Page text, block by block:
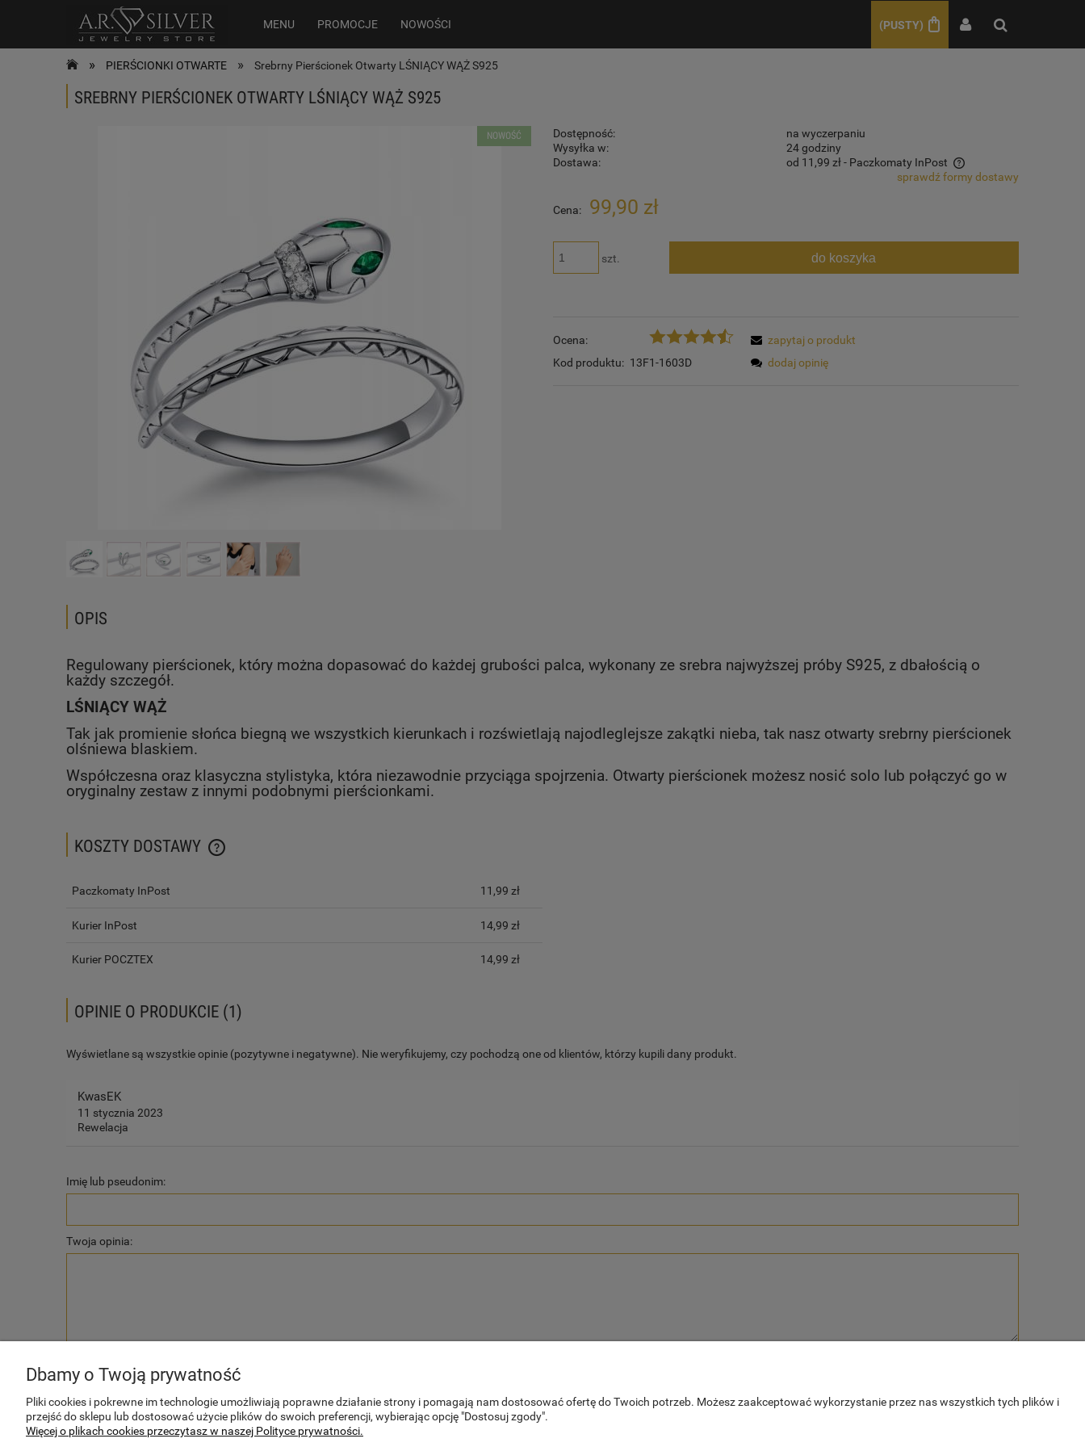
(PUSTY)
MENU PROMOCJE NOWOŚCI
» PIERŚCIONKI OTWARTE » Srebrny Pierścionek Otwarty LŚNIĄCY WĄŻ S925
SREBRNY PIERŚCIONEK OTWARTY LŚNIĄCY WĄŻ S925
NOWOŚĆ Dostępność:
na wyczerpaniu
Wysyłka w:
24 godziny
Dostawa:
od 11,99 zł - Paczkomaty InPost
sprawdź formy dostawy
Cena: 99,90 zł
szt. do koszyka
Ocena:
Kod produktu: 13F1-1603D
zapytaj o produkt
dodaj opinię
OPIS
Regulowany pierścionek, który można dopasować do każdej grubości palca, wykonany ze srebra najwyższej próby S925, z dbałością o
każdy szczegół.
LŚNIĄCY WĄŻ
Tak jak promienie słońca biegną we wszystkich kierunkach i rozświetlają najodleglejsze zakątki nieba, tak nasz otwarty srebrny pierścionek
olśniewa blaskiem.
Współczesna oraz klasyczna stylistyka, która niezawodnie przyciąga spojrzenia. Otwarty pierścionek możesz nosić solo lub połączyć go w
oryginalny zestaw z innymi podobnymi pierścionkami.
KOSZTY DOSTAWY
Paczkomaty InPost 11,99 zł
Kurier InPost 14,99 zł
Kurier POCZTEX 14,99 zł
OPINIE O PRODUKCIE (1)
Wyświetlane są wszystkie opinie (pozytywne i negatywne). Nie weryfikujemy, czy pochodzą one od klientów, którzy kupili dany produkt.
KwasEK
11 stycznia 2023
Rewelacja
Imię lub pseudonim:
Twoja opinia:
POMOC MOJE KONTO
Dbamy o Twoją prywatność
Pliki cookies i pokrewne im technologie umożliwiają poprawne działanie strony i pomagają nam dostosować ofertę do Twoich potrzeb. Możesz zaakceptować wykorzystanie przez nas wszystkich tych plików i
przejść do sklepu lub dostosować użycie plików do swoich preferencji, wybierając opcję "Dostosuj zgody".
Więcej o plikach cookies przeczytasz w naszej Polityce prywatności.